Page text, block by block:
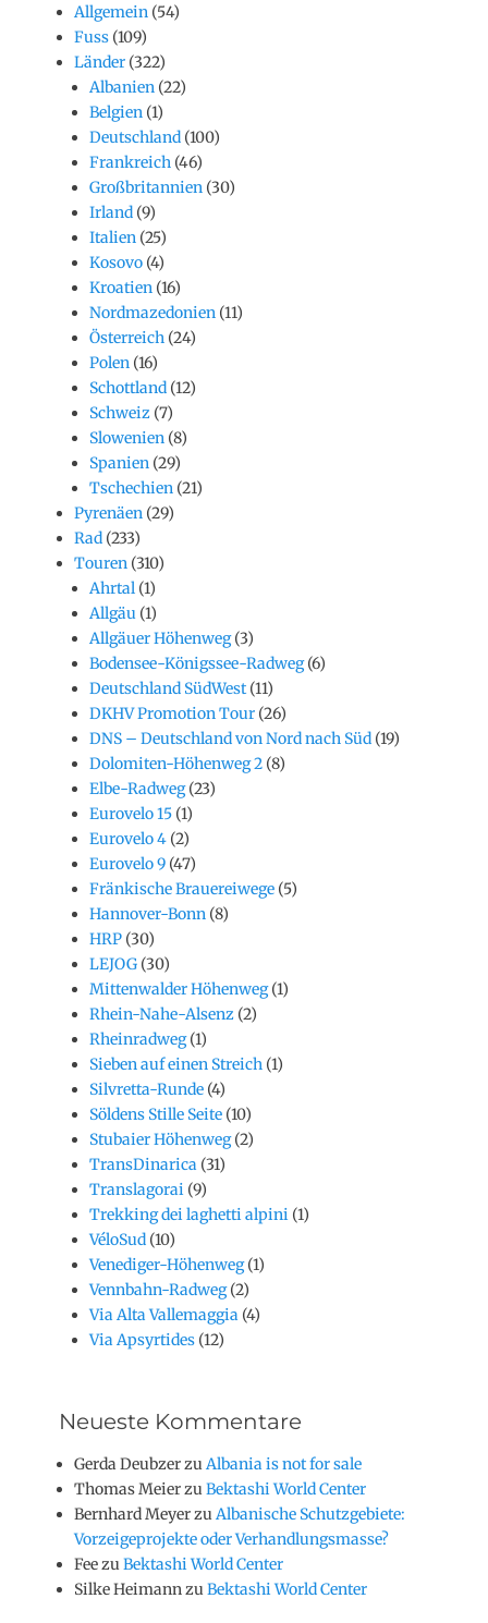
Allgemein (54)
Fuss (109)
Länder (322)
Albanien (22)
Belgien (1)
Deutschland (100)
Frankreich (46)
Großbritannien (30)
Irland (9)
Italien (25)
Kosovo (4)
Kroatien (16)
Nordmazedonien (11)
Österreich (24)
Polen (16)
Schottland (12)
Schweiz (7)
Slowenien (8)
Spanien (29)
Tschechien (21)
Pyrenäen (29)
Rad (233)
Touren (310)
Ahrtal (1)
Allgäu (1)
Allgäuer Höhenweg(3)
Bodensee-Königssee-Radweg(6)
Deutschland SüdWest(11)
DKHV Promotion Tour (26)
DNS – Deutschland von Nord nach Süd (19)
Dolomiten-Höhenweg 2 (8)
Elbe-Radweg(23)
Eurovelo 15 (1)
Eurovelo 4 (2)
Eurovelo 9 (47)
Fränkische Brauereiwege (5)
Hannover-Bonn (8)
HRP (30)
LEJOG (30)
Mittenwalder Höhenweg(1)
Rhein-Nahe-Alsenz (2)
Rheinradweg(1)
Sieben auf einen Streich (1)
Silvretta-Runde (4)
Söldens Stille Seite (10)
Stubaier Höhenweg(2)
TransDinarica (31)
Translagorai (9)
Trekking dei laghetti alpini (1)
VéloSud (10)
Venediger-Höhenweg(1)
Vennbahn-Radweg(2)
Via Alta Vallemaggia (4)
Via Apsyrtides (12)
Neueste Kommentare
Gerda DeubzerzuAlbania is not for sale
Thomas MeierzuBektashi World Center
Bernhard MeyerzuAlbanische Schutzgebiete:
Vorzeigeprojekte oder Verhandlungsmasse?
FeezuBektashi World Center
Silke HeimannzuBektashi World Center